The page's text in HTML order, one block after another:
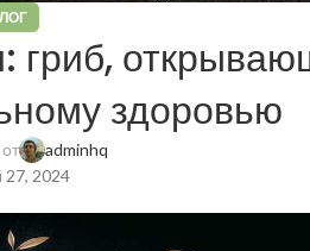
здоровью
adminhq
2024